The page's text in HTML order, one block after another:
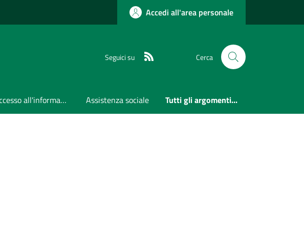
Accedi all'area personale
Seguici su Cerca
Accesso all'informazione Assistenza sociale Tutti gli argomenti...